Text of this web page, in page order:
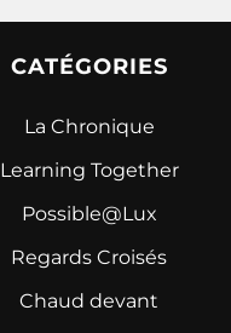
CATÉGORIES
La Chronique
Learning Together
Possible@Lux
Regards Croisés
Chaud devant